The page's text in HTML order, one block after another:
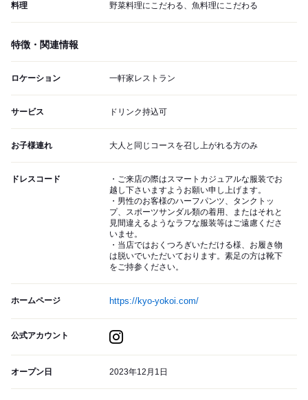
料理 野菜料理にこだわる、魚料理にこだわる
特徴・関連情報
ロケーション 一軒家レストラン
サービス ドリンク持込可
お子様連れ 大人と同じコースを召し上がれる方のみ
ドレスコード
・ご来店の際はスマートカジュアルな服装でお
越し下さいますようお願い申し上げます。
・男性のお客様のハーフパンツ、タンクトッ
プ、スポーツサンダル類の着用、またはそれと
見間違えるようなラフな服装等はご遠慮くださ
いませ。
・当店ではおくつろぎいただける様、お履き物
は脱いでいただいております。素足の方は靴下
をご持参ください。
ホームページ https://kyo-yokoi.com/
公式アカウント
オープン日 2023年12月1日